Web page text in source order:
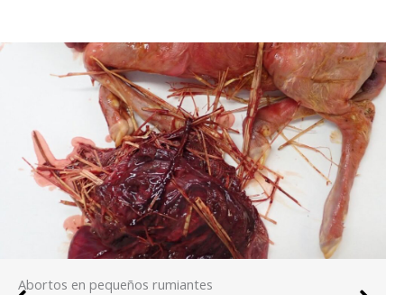
Abortos en pequeños rumiantes